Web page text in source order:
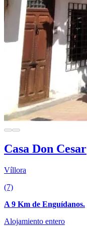
Casa Don Cesar
Víllora
(7)
A 9 Km de Enguídanos.
Alojamiento entero